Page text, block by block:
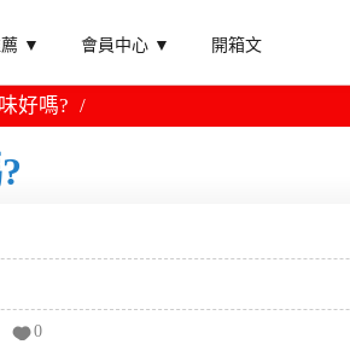
▼ 會員中心 ▼ 開箱文
好嗎?
0